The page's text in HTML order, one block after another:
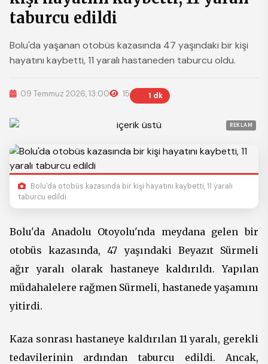
taburcu edildi
Bolu'da yaşanan otobüs kazasında 47 yaşındaki bir kişi
hayatını kaybetti, 11 yaralı hastaneden taburcu oldu.
09 Temmuz 2026, 13:00 15 1 dk
REKLAM
Bolu'da otobüs kazasında bir kişi hayatını kaybetti, 11 yaralı
taburcu edildi
Bolu'da Anadolu Otoyolu'nda meydana gelen bir
otobüs kazasında, 47 yaşındaki Beyazıt Sürmeli
ağır yaralı olarak hastaneye kaldırıldı. Yapılan
müdahalelere rağmen Sürmeli, hastanede yaşamını
yitirdi.
Kaza sonrası hastaneye kaldırılan 11 yaralı, gerekli
tedavilerinin ardından taburcu edildi. Ancak,